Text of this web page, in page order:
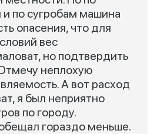
по сугробам машина
опасения, что для
вес
но подтвердить
неплохую
А вот расход
я был неприятно
по городу.
гораздо меньше.